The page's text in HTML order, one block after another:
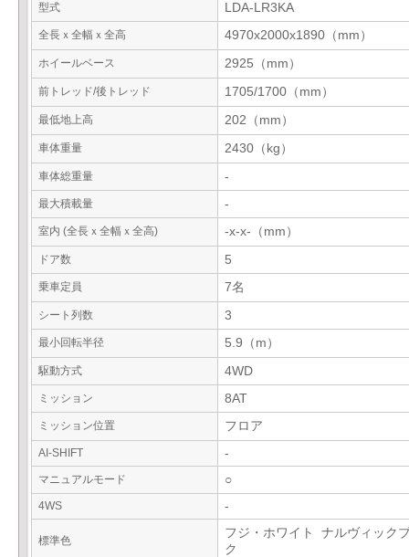
型式 LDA-LR3KA
全長ｘ全幅ｘ全高 4970x2000x1890（mm）
ホイールベース 2925（mm）
前トレッド/後トレッド 1705/1700（mm）
最低地上高 202（mm）
車体重量 2430（kg）
車体総重量 -
最大積載量 -
室内 (全長ｘ全幅ｘ全高) -x-x-（mm）
ドア数 5
乗車定員 7名
シート列数 3
最小回転半径 5.9（m）
駆動方式 4WD
ミッション 8AT
ミッション位置 フロア
AI-SHIFT -
マニュアルモード ○
4WS -
標準色
フジ・ホワイト ナルヴィック
ク